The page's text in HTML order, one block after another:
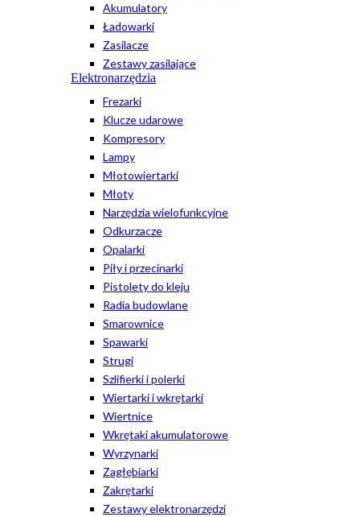
Akumulatory
Ładowarki
Zasilacze
Zestawy zasilające
Elektronarzędzia
Frezarki
Klucze udarowe
Kompresory
Lampy
Młotowiertarki
Młoty
Narzędzia wielofunkcyjne
Odkurzacze
Opalarki
Piły i przecinarki
Pistolety do kleju
Radia budowlane
Smarownice
Spawarki
Strugi
Szlifierki i polerki
Wiertarki i wkrętarki
Wiertnice
Wkrętaki akumulatorowe
Wyrzynarki
Zagłębiarki
Zakrętarki
Zestawy elektronarzędzi